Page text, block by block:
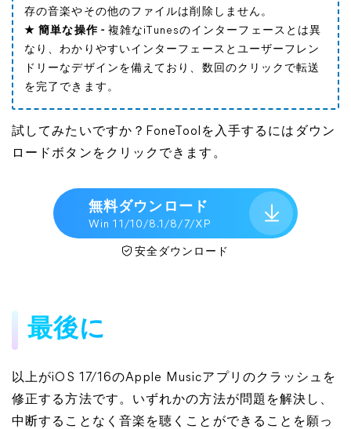
存の音楽やその他のファイルは削除しません。
★ 簡単な操作 - 複雑なiTunesのインターフェースとは異
なり、わかりやすいインターフェースとユーザーフレン
ドリーなデザインを備えており、数回のクリックで転送
を完了できます。
試してみたいですか？FoneToolを入手するにはダウン
ロードボタンをクリックできます。
無料ダウンロード
Win 11/10/8.1/8/7/XP
安全ダウンロード
最後に
以上がiOS 17/16のApple Musicアプリのクラッシュを
修正する方法です。いずれかの方法が問題を解決し、
中断することなく音楽を聴くことができることを願っ